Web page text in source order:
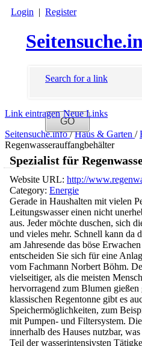
Login | Register
Search for a link
Link eintragen Neue Links
Seitensuche.info/ Haus & Garten /
Regenwasserauffangbehälter
Spezialist für
Website URL: http://
Category: Energie
Gerade in Haushalten mit vielen
Leitungswasser einen nicht
aus. Jeder möchte duschen, sich
und vieles mehr. Schnell kann da
am Jahresende das böse
entscheiden Sie sich für eine
vom Fachmann Norbert Böhm.
vielseitiger, als die meisten
hervorragend zum Blumen gießen
klassischen Regentonne gibt es
Speichermöglichkeiten, zum
mit Pumpen- und Filtersystem.
innerhalb des Hauses nutzbar,
Teil der wasserintensivsten